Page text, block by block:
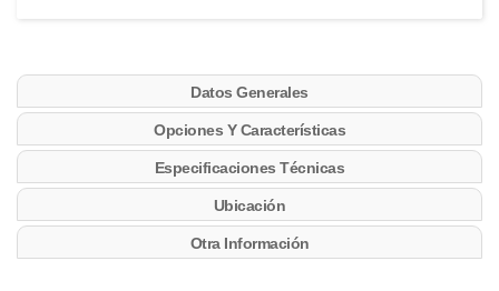
Datos Generales
Opciones Y Características
Especificaciones Técnicas
Ubicación
Otra Información